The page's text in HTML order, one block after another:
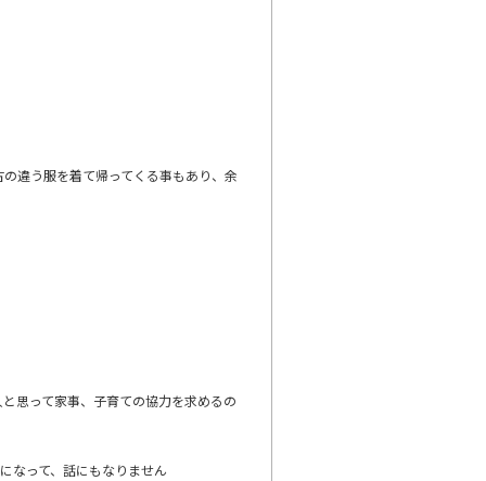
違う服を着て帰ってくる事もあり、余
思って家事、子育ての協力を求めるの
なって、話にもなりません